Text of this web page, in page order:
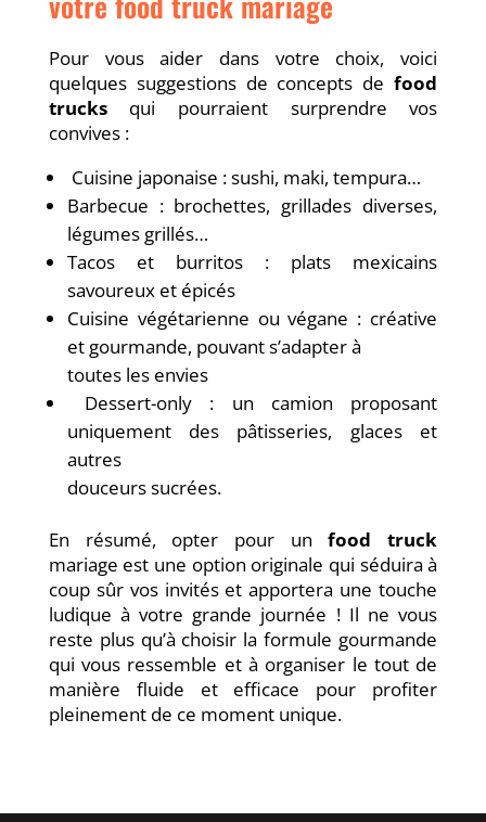
Pour vous aider dans votre choix, voici
quelques suggestions de concepts defood
trucksqui pourraient surprendre vos
convives :
Cuisine japonaise : sushi, maki, tempura…
Barbecue : brochettes, grillades diverses,
légumes grillés…
Tacos et burritos : plats mexicains
savoureux et épicés
Cuisine végétarienne ou végane : créative
et gourmande, pouvant s’adapter à
toutes les envies
Dessert-only : un camion proposant
uniquement des pâtisseries, glaces et
autres
douceurs sucrées.
En résumé, opter pour unfood truck
mariage est une option originale qui séduira à
coup sûr vos invités et apportera une touche
ludique à votre grande journée ! Il ne vous
reste plus qu’à choisir la formule gourmande
qui vous ressemble et à organiser le tout de
manière fluide et efficace pour profiter
pleinement de ce moment unique.